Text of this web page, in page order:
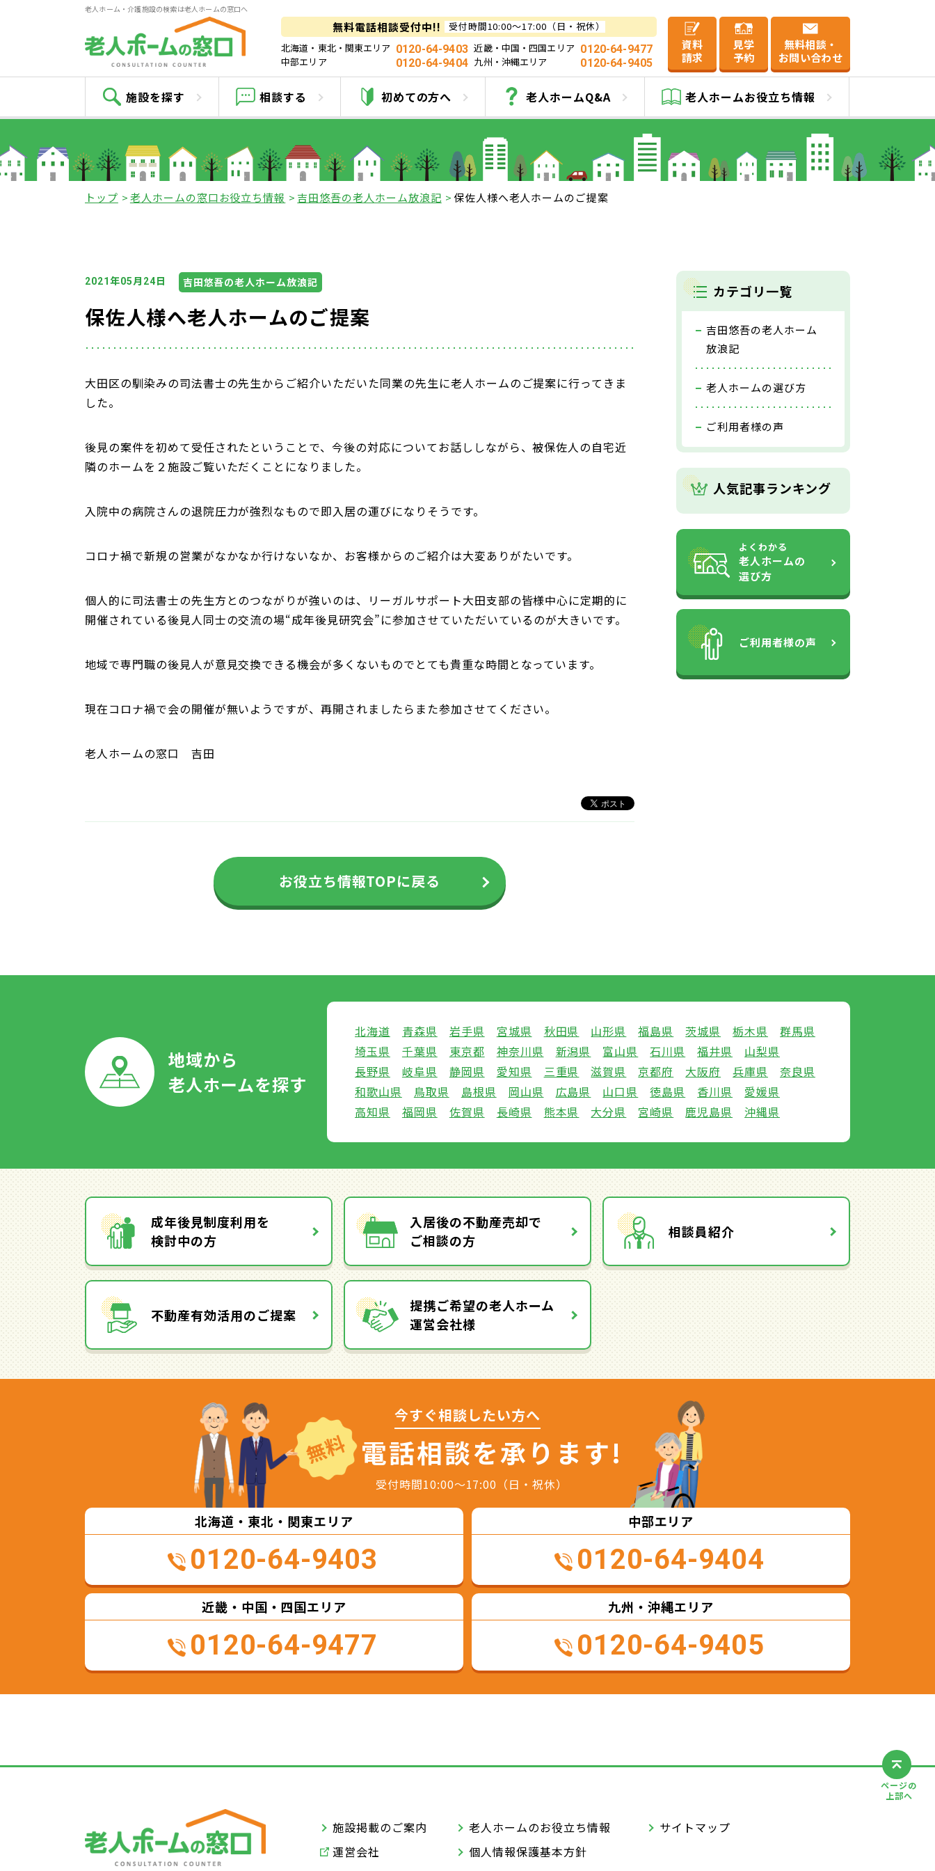
老人ホーム・介護施設の検索は老人ホームの窓口へ
無料電話相談受付中!!
受付時間10:00～17:00（日・祝休）
北海道・東北・関東エリア 0120-64-9403 近畿・中国・四国エリア 0120-64-9477
中部エリア
0120-64-9404 九州・沖縄エリア 0120-64-9405
資料
請求
見学
予約
無料相談・
お問い合わせ
施設を探す 相談する 初めての方へ 老人ホームQ&A 老人ホームお役立ち情報
老人ホームの窓口お役立ち情報
トップ 老人ホームの窓口お役立ち情報 吉田悠吾の老人ホーム放浪記 保佐人様へ老人ホームのご提案
2021年05月 24日 吉田悠吾の老人ホーム放浪記
保佐人様へ老人ホームのご提案
大田区の馴染みの司法書士の先生からご紹介いただいた同業の先生に老人ホームのご提案に行ってきま
した。
後見の案件を初めて受任されたということで、今後の対応についてお話ししながら、被保佐人の自宅近
隣のホームを２施設ご覧いただくことになりました。
入院中の病院さんの退院圧力が強烈なもので即入居の運びになりそうです。
コロナ禍で新規の営業がなかなか行けないなか、お客様からのご紹介は大変ありがたいです。
個人的に司法書士の先生方とのつながりが強いのは、リーガルサポート大田支部の皆様中心に定期的に
開催されている後見人同士の交流の場“成年後見研究会”に参加させていただいているのが大きいです。
地域で専門職の後見人が意見交換できる機会が多くないものでとても貴重な時間となっています。
現在コロナ禍で会の開催が無いようですが、再開されましたらまた参加させてください。
老人ホームの窓口 吉田
お役立ち情報TOPに戻る
カテゴリ一覧
吉田悠吾の老人ホーム
放浪記
老人ホームの選び方
ご利用者様の声
人気記事ランキング
よくわかる
老人ホームの
選び方
ご利用者様の声
地域から
老人ホームを探す
北海道 青森県 岩手県 宮城県 秋田県 山形県 福島県 茨城県 栃木県
群馬県
埼玉県
千葉県 東京都 神奈川県 新潟県 富山県 石川県 福井県
山梨県
長野県
岐阜県 静岡県 愛知県 三重県 滋賀県 京都府 大阪府 兵庫県
奈良県
和歌山県
鳥取県 島根県 岡山県 広島県 山口県 徳島県 香川県
愛媛県
高知県
福岡県 佐賀県 長崎県 熊本県 大分県 宮崎県 鹿児島県 沖縄県
成年後見制度利用を
検討中の方
入居後の不動産売却で
ご相談の方
相談員紹介
不動産有効活用のご提案
提携ご希望の老人ホーム
運営会社様
無料
今すぐ相談したい方へ
電話相談を承ります!
受付時間10:00～17:00（日・祝休）
北海道・東北・関東エリア
0120-64-9403
中部エリア
0120-64-9404
近畿・中国・四国エリア
0120-64-9477
九州・沖縄エリア
0120-64-9405
ページの
上部へ
施設掲載のご案内 老人ホームのお役立ち情報
サイトマップ
運営会社
個人情報保護基本方針